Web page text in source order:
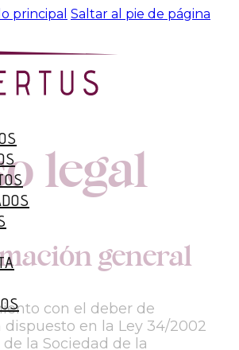
principal Saltar al pie de página
legal
general
con el deber de
en la Ley 34/2002
la Sociedad de la